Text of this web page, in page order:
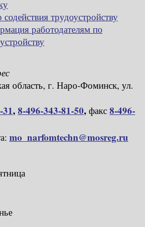
трудоустройству
работодателям по
область, г. Наро-Фоминск, ул.
31,8-496-343-81-50, факс 8-496-
mo_narfomtechn@mosreg.ru